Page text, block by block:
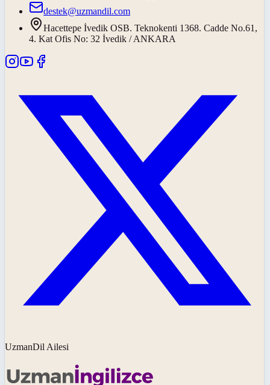
destek@uzmandil.com
Hacettepe İvedik OSB. Teknokenti 1368. Cadde No.61,
4. Kat Ofis No: 32 İvedik / ANKARA
UzmanDil Ailesi